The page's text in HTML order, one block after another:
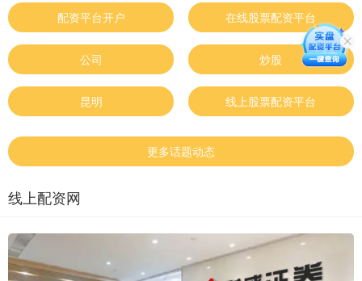
配资平台开户 在线股票配资平台
公司 炒股
昆明 线上股票配资平台
更多话题动态
线上配资网